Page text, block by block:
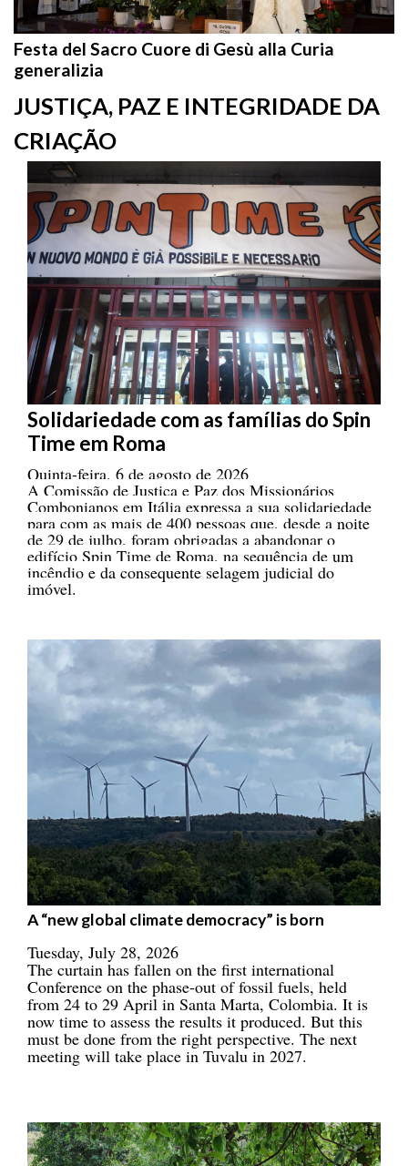
Festa del Sacro Cuore di Gesù alla Curia
generalizia
JUSTIÇA, PAZ E INTEGRIDADE DA
CRIAÇÃO
Solidariedade com as famílias do Spin
Time em Roma
Quinta-feira, 6 de agosto de 2026
A Comissão de Justiça e Paz dos Missionários
Combonianos em Itália expressa a sua solidariedade
para com as mais de 400 pessoas que, desde a noite
de 29 de julho, foram obrigadas a abandonar o
edifício Spin Time de Roma, na sequência de um
incêndio e da consequente selagem judicial do
imóvel.
A “new global climate democracy” is born
Tuesday, July 28, 2026
The curtain has fallen on the first international
Conference on the phase-out of fossil fuels, held
from 24 to 29 April in Santa Marta, Colombia. It is
now time to assess the results it produced. But this
must be done from the right perspective. The next
meeting will take place in Tuvalu in 2027.